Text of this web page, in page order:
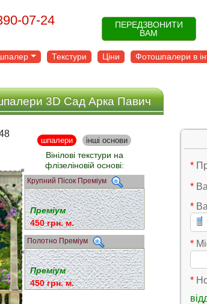
07-24
ПЕРЕДЗВОНИТИ
ВАМ
Текстури Ціни Фотошпалери в
3D Сад Арка Павич
шпалери інші основи
Вінілові текстури на
флізеліновій основі:
Крупний Пісок Преміум
Преміум
450 грн. м.
Полотно Преміум
Преміум
450 грн. м.
*
*
*
*
*